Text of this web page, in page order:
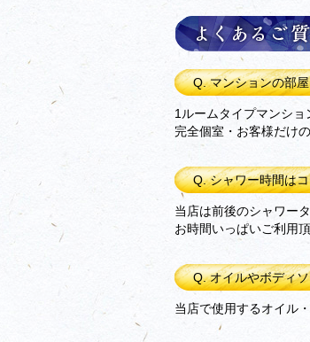
Q. マンションの部
1ルームタイプマンショ
完全個室・お客様だけ
Q. シャワー時間は
当店は前後のシャワー
お時間いっぱいご利用頂
Q. オイルやボディ
当店で使用するオイル